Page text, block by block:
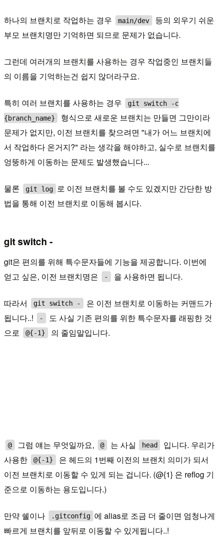
하나의 브랜치로 작업하는 경우 main/dev
등의 외우기 쉬운
부모 브랜치명만 기억하면 되므로 문제가 없습니다.
그런데 여러개의 브랜치를 사용하는 경우 작업중인 브랜치들
의 이름을 기억하는건 쉽지 않더라구요.
특히 여러 브랜치를 사용하는 경우
git switch -c
{branch_name}
형식으로 새로운 브랜치는 만들면 그만이라
문제가 없지만, 이전 브랜치를 찾으려면 "내가 어느 브랜치에
서 작업하다 온거지?" 라는 생각을 해야하고, 실수로 브랜치를
엉뚱하게 이동하는 문제도 발생했습니다...
물론 git log 로 이전 브랜치를 볼 수도 있겠지만 간단한 방
법을 통해 이전 브랜치로 이동해 봅시다.
git switch -
git은 편의를 위해 특수문자들에 기능을 제공합니다. 이번에
얻고 싶은, 이전 브랜치명은
- 을 사용하면 됩니다.
따라서 git switch -
은 이전 브랜치로 이동하는 커맨드가
됩니다..!
-
도 사실 기존 편의를 위한 특수문자를 래핑한 것
으로
@{-1} 의 줄임말입니다.
@ 그럼 얘는 무엇일까요, @ 는 사실 head
입니다. 우리가
사용한
@{-1}
은 헤드의 1번째 이전의 브랜치 의미가 되서
이전 브랜치로 이동할 수 있게 되는 겁니다. (@{1} 은 reflog 기
준으로 이동하는 용도입니다.)
만약 쉘이나 .gitconfig 에 alias로 조금 더 줄이면 엄청나게
빠르게 브랜치를 앞뒤로 이동할 수 있게됩니다..!